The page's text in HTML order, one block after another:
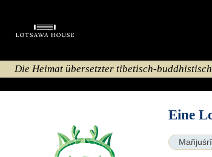
Die Heimat übersetzter tibetisch-
Eine
Mañjuśrī